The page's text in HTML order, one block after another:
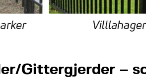
Gittergjerder –